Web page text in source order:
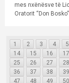
mes nxënësve të
Oratorit “Don
1 2 3 4 5
14
15 16 17
25
26 27 28
36
37 38 39
47
48 49 50